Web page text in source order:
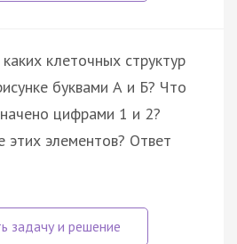
клеточных структур
буквами А и Б? Что
цифрами 1 и 2?
этих элементов? Ответ